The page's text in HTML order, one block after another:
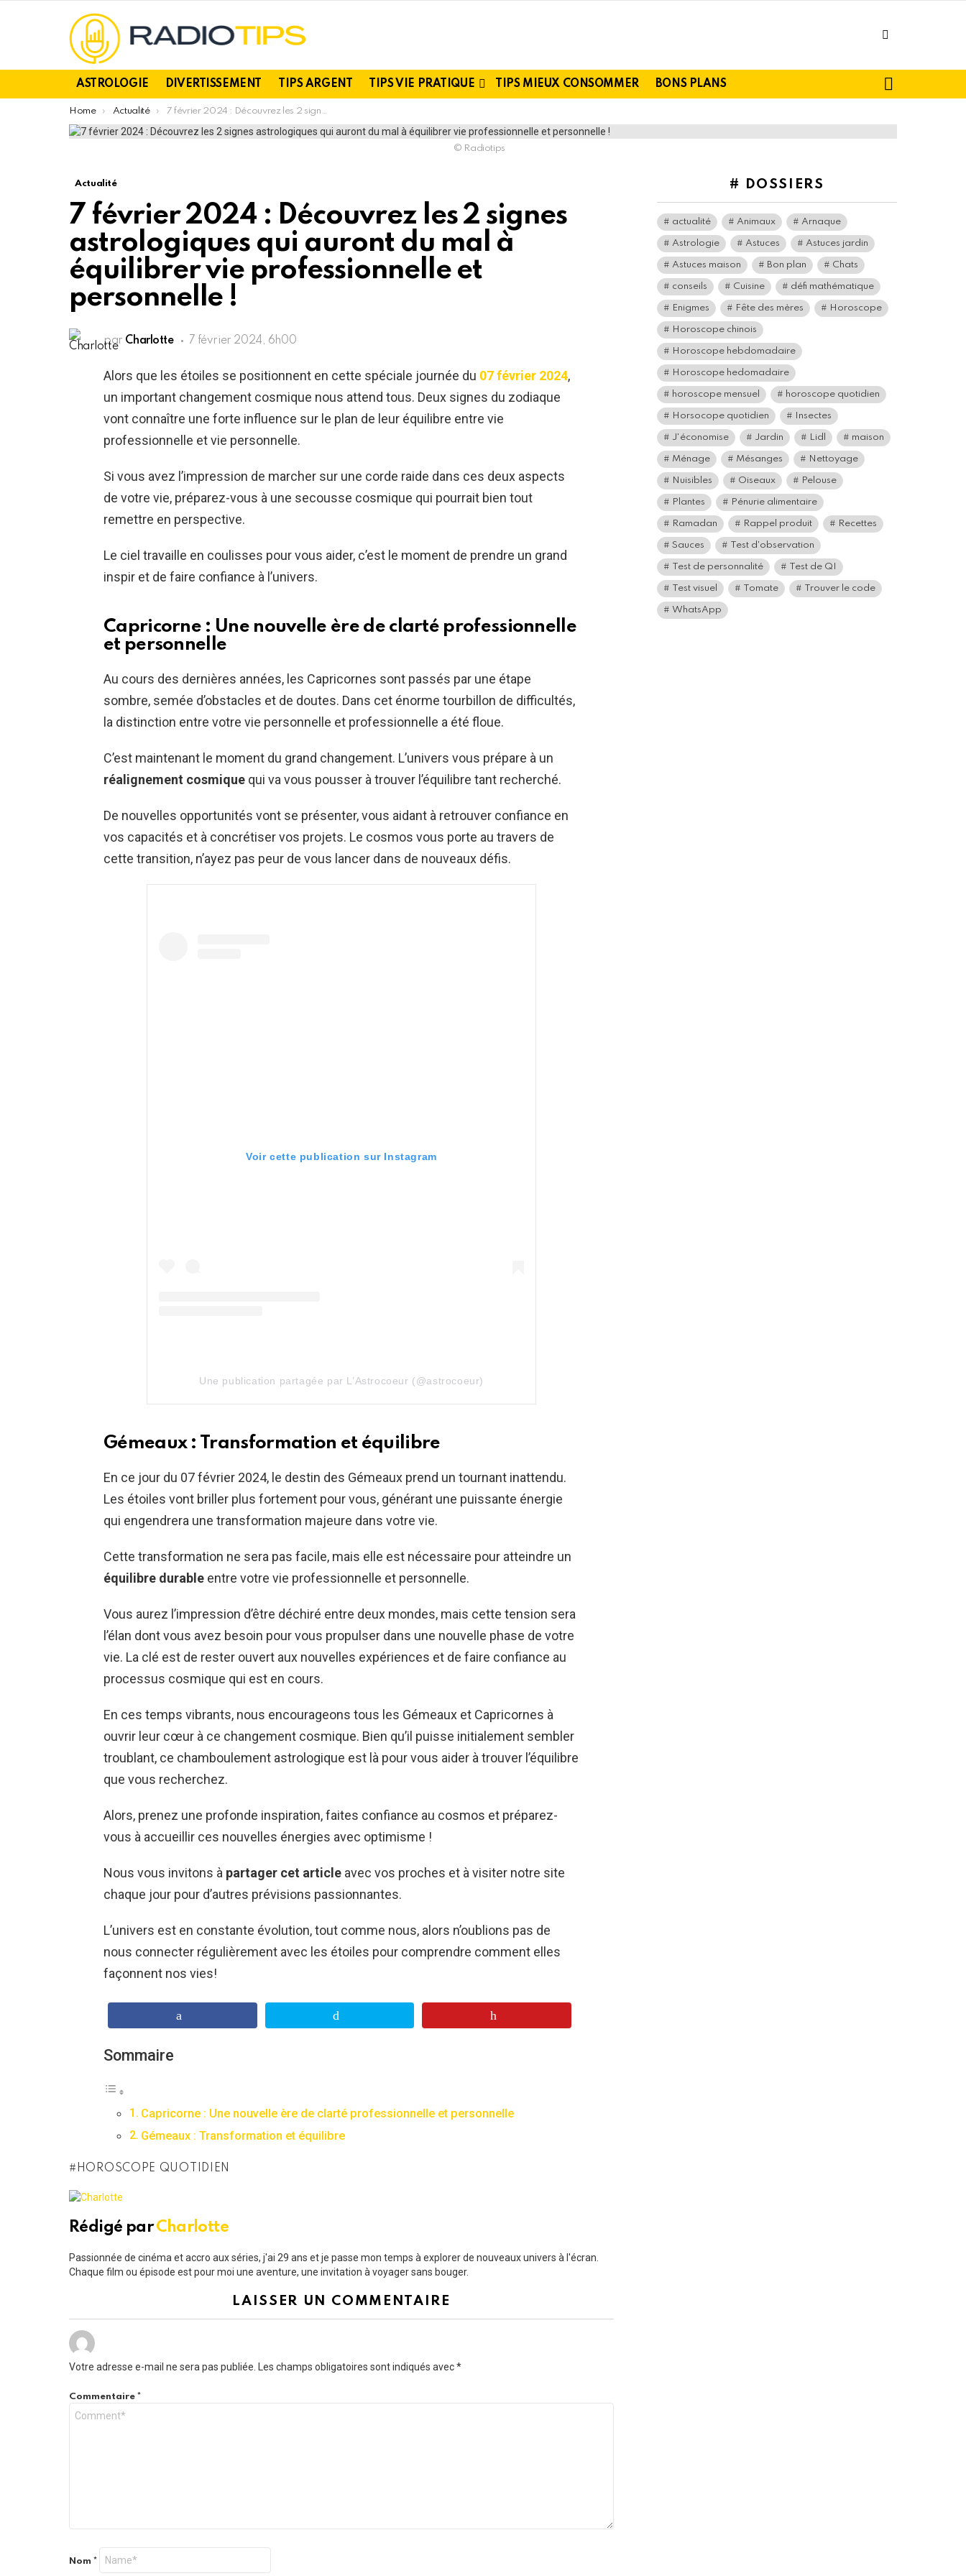
ASTROLOGIE DIVERTISSEMENT TIPS ARGENT TIPS VIE PRATIQUE TIPS MIEUX CONSOMMER BONS PLANS
You are here:
Home Actualité 7 février 2024 : Découvrez les 2 signes astrologiques qui auront du mal à équilibrer vie professionnelle et personnelle !
© Radiotips
Actualité
7 février 2024 : Découvrez les 2 signes
astrologiques qui auront du mal à
équilibrer vie professionnelle et
personnelle !
par Charlotte 7 février 2024, 6h00
Alors que les étoiles se positionnent en cette spéciale journée du 07 février 2024,
un important changement cosmique nous attend tous. Deux signes du zodiaque
vont connaître une forte influence sur le plan de leur équilibre entre vie
professionnelle et vie personnelle.
Si vous avez l’impression de marcher sur une corde raide dans ces deux aspects
de votre vie, préparez-vous à une secousse cosmique qui pourrait bien tout
remettre en perspective.
Le ciel travaille en coulisses pour vous aider, c’est le moment de prendre un grand
inspir et de faire confiance à l’univers.
Capricorne : Une nouvelle ère de clarté professionnelle
et personnelle
Au cours des dernières années, les Capricornes sont passés par une étape
sombre, semée d’obstacles et de doutes. Dans cet énorme tourbillon de difficultés,
la distinction entre votre vie personnelle et professionnelle a été floue.
C’est maintenant le moment du grand changement. L’univers vous prépare à un
réalignement cosmique qui va vous pousser à trouver l’équilibre tant recherché.
De nouvelles opportunités vont se présenter, vous aidant à retrouver confiance en
vos capacités et à concrétiser vos projets. Le cosmos vous porte au travers de
cette transition, n’ayez pas peur de vous lancer dans de nouveaux défis.
Voir cette publication sur Instagram
Une publication partagée par L’Astrocoeur (@astrocoeur)
Gémeaux : Transformation et équilibre
En ce jour du 07 février 2024, le destin des Gémeaux prend un tournant inattendu.
Les étoiles vont briller plus fortement pour vous, générant une puissante énergie
qui engendrera une transformation majeure dans votre vie.
Cette transformation ne sera pas facile, mais elle est nécessaire pour atteindre un
équilibre durable entre votre vie professionnelle et personnelle.
Vous aurez l’impression d’être déchiré entre deux mondes, mais cette tension sera
l’élan dont vous avez besoin pour vous propulser dans une nouvelle phase de votre
vie. La clé est de rester ouvert aux nouvelles expériences et de faire confiance au
processus cosmique qui est en cours.
En ces temps vibrants, nous encourageons tous les Gémeaux et Capricornes à
ouvrir leur cœur à ce changement cosmique. Bien qu’il puisse initialement sembler
troublant, ce chamboulement astrologique est là pour vous aider à trouver l’équilibre
que vous recherchez.
Alors, prenez une profonde inspiration, faites confiance au cosmos et préparez-
vous à accueillir ces nouvelles énergies avec optimisme !
Nous vous invitons à partager cet article avec vos proches et à visiter notre site
chaque jour pour d’autres prévisions passionnantes.
L’univers est en constante évolution, tout comme nous, alors n’oublions pas de
nous connecter régulièrement avec les étoiles pour comprendre comment elles
façonnent nos vies!
Sommaire
Capricorne : Une nouvelle ère de clarté professionnelle et personnelle
Gémeaux : Transformation et équilibre
HOROSCOPE QUOTIDIEN
Rédigé parCharlotte
Passionnée de cinéma et accro aux séries, j'ai 29 ans et je passe mon temps à explorer de nouveaux univers à l'écran.
Chaque film ou épisode est pour moi une aventure, une invitation à voyager sans bouger.
LAISSER UN COMMENTAIRE
Votre adresse e-mail ne sera pas publiée. Les champs obligatoires sont indiqués avec*
Commentaire *
Nom *
# DOSSIERS
actualité Animaux Arnaque
Astrologie Astuces Astuces jardin
Astuces maison Bon plan Chats
conseils Cuisine défi mathématique
Enigmes Fête des mères Horoscope
Horoscope chinois
Horoscope hebdomadaire
Horoscope hedomadaire
horoscope mensuel horoscope quotidien
Horsocope quotidien Insectes
J'économise Jardin Lidl maison
Ménage Mésanges Nettoyage
Nuisibles Oiseaux Pelouse
Plantes Pénurie alimentaire
Ramadan Rappel produit Recettes
Sauces Test d'observation
Test de personnalité Test de QI
Test visuel Tomate Trouver le code
WhatsApp